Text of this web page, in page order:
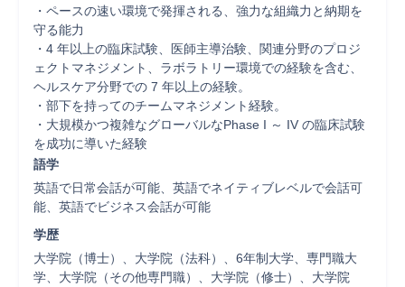
・ペースの速い環境で発揮される、強力な組織力と納期を
守る能力
・4 年以上の臨床試験、医師主導治験、関連分野のプロジ
ェクトマネジメント、ラボラトリー環境での経験を含む、
ヘルスケア分野での 7 年以上の経験。
・部下を持ってのチームマネジメント経験。
・大規模かつ複雑なグローバルなPhase I ～ IV の臨床試験
を成功に導いた経験
語学
英語で日常会話が可能、英語でネイティブレベルで会話可
能、英語でビジネス会話が可能
学歴
大学院（博士）、大学院（法科）、6年制大学、専門職大
学、大学院（その他専門職）、大学院（修士）、大学院